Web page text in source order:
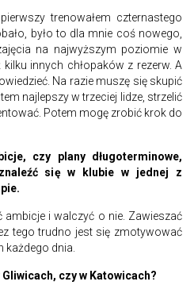
trenowałem czternastego
było to dla mnie coś nowego,
na najwyższym poziomie w
innych chłopaków z rezerw. A
Na razie muszę się skupić
najlepszy w trzeciej lidze, strzelić
Potem mogę zrobić krok do
czy plany długoterminowe,
się w klubie w jednej z
ambicje i walczyć o nie. Zawieszać
tego trudno jest się zmotywować
każdego dnia.
Gliwicach, czy w Katowicach?